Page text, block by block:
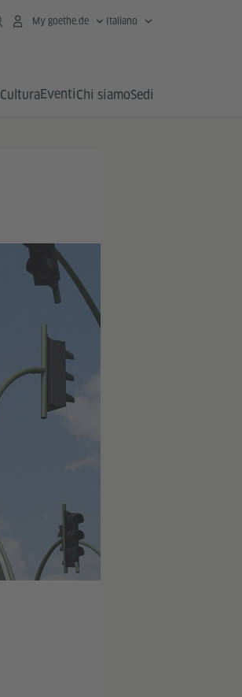
My goethe.de Italiano
CulturaEventiChi siamoSedi